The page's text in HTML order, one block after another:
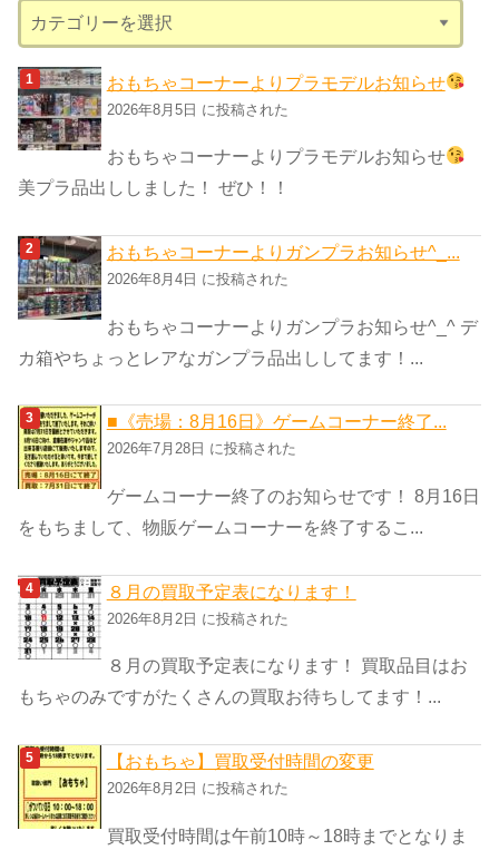
テ
ゴ
リ
ー
おもちゃコーナーよりプラモデルお知らせ
2026年8月5日 に投稿された
おもちゃコーナーよりプラモデルお知らせ
美プラ品出ししました！ ぜひ！！
おもちゃコーナーよりガンプラお知らせ^_...
2026年8月4日 に投稿された
おもちゃコーナーよりガンプラお知らせ^_^ デ
カ箱やちょっとレアなガンプラ品出ししてます！...
■《売場：8月16日》ゲームコーナー終了...
2026年7月28日 に投稿された
ゲームコーナー終了のお知らせです！ 8月16日
をもちまして、物販ゲームコーナーを終了するこ...
８月の買取予定表になります！
2026年8月2日 に投稿された
８月の買取予定表になります！ 買取品目はお
もちゃのみですがたくさんの買取お待ちしてます！...
【おもちゃ】買取受付時間の変更
2026年8月2日 に投稿された
買取受付時間は午前10時～18時までとなりま